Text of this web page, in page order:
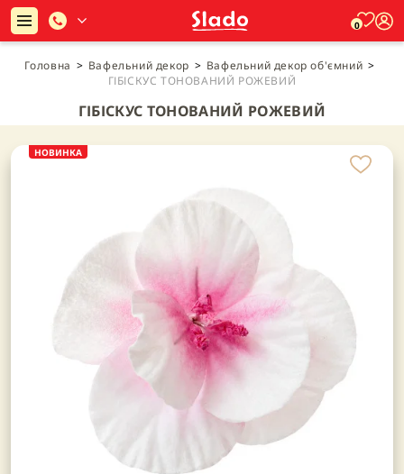
0
Головна > Вафельний декор > Вафельний декор об'ємний >
ГІБІСКУС ТОНОВАНИЙ РОЖЕВИЙ
ГІБІСКУС ТОНОВАНИЙ РОЖЕВИЙ
НОВИНКА